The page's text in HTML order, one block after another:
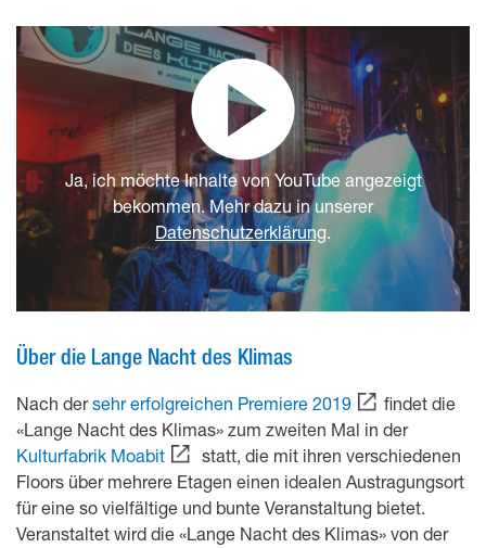
Ja, ich möchte Inhalte von YouTube angezeigt
bekommen. Mehr dazu in unserer
Datenschutzerklärung.
Über die Lange Nacht des Klimas
Nach dersehr erfolgreichen Premiere 2019
findet die
«Lange Nacht des Klimas» zum zweiten Mal in der
Kulturfabrik Moabit
statt, die mit ihren verschiedenen
Floors über mehrere Etagen einen idealen Austragungsort
für eine so vielfältige und bunte Veranstaltung bietet.
Veranstaltet wird die «Lange Nacht des Klimas» von der